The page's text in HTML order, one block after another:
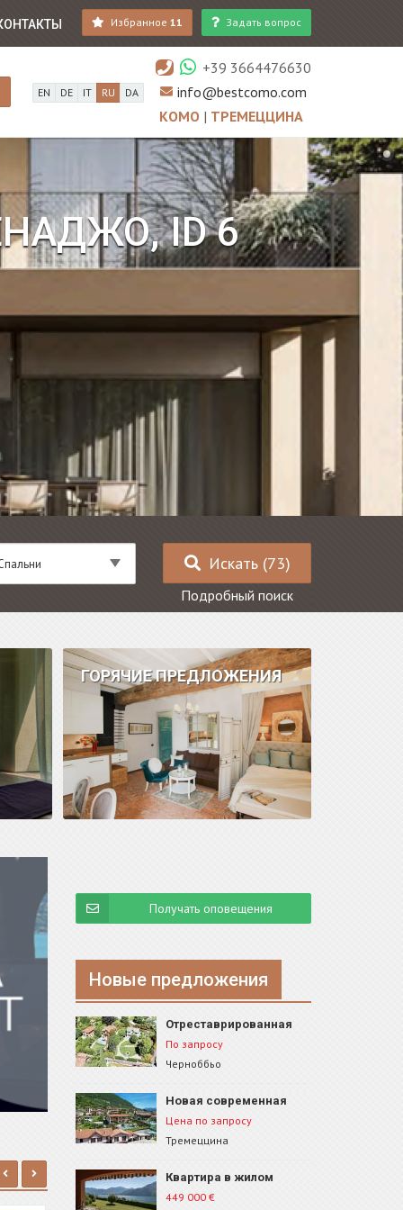
Избранное 11 Задать вопрос
EN DE IT RU DA
+39 3664476630
info@bestcomo.com
КОМО | ТРЕМЕЦЦИНА
ID 6
Искать (73)
Подробный поиск
ГОРЯЧИЕ ПРЕДЛОЖЕНИЯ
Получать оповещения
Новые предложения
Отреставрированная
вилла, Черноббио, ID 222
По запросу
Черноббьо
Новая современная
квартира, Тремеццина,
Цена по запросу
Тремеццина
Квартира в жилом
комплексе с
449 000 €